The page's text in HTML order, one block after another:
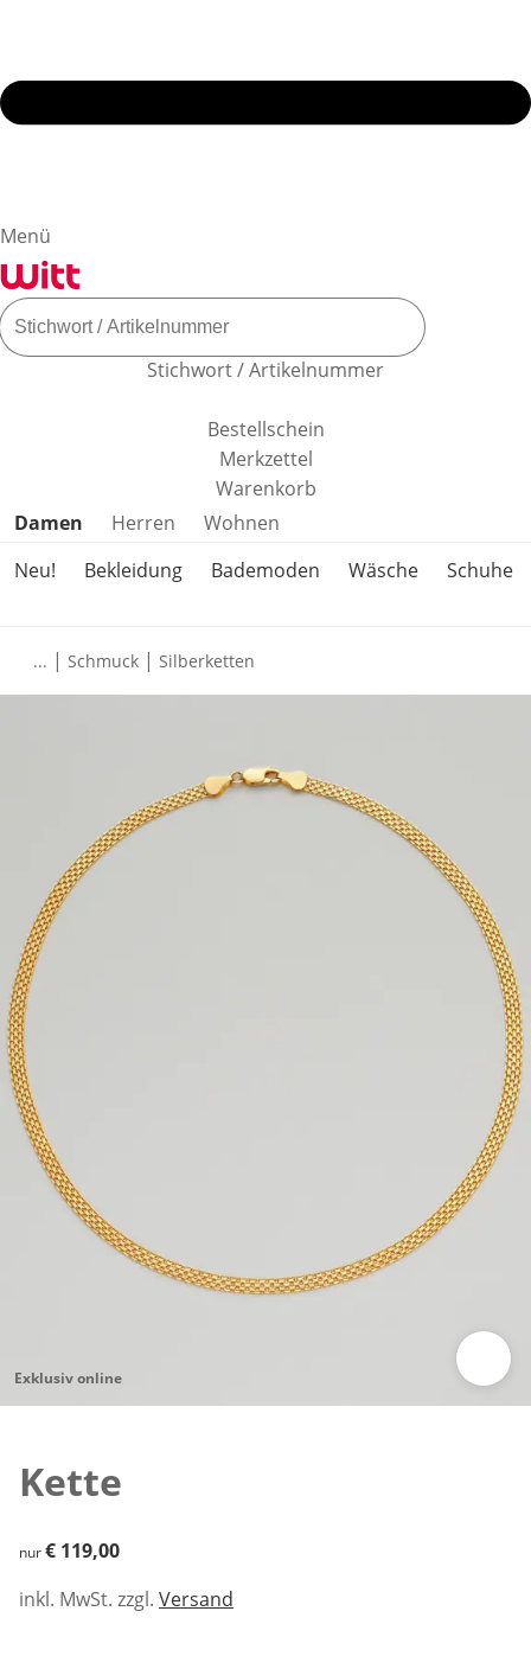
Menü
Stichwort / Artikelnummer
Bestellschein
Merkzettel
Warenkorb
Produktkategorien überspringen
Damen Herren
Wohnen
Neu!
Bekleidung Bademoden Wäsche Schuhe
... | Schmuck | Silberketten
Exklusiv online
Kette
€ 119,00
nur€ 119,00
inkl. MwSt. zzgl. Versand